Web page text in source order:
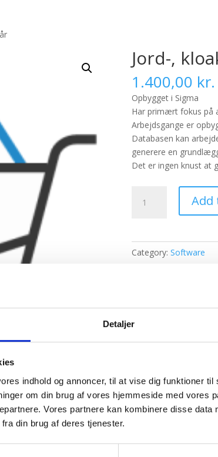
Detaljer
indhold og annoncer, til at vise dig funktioner
om din brug af vores hjemmeside med vores
Vores partnere kan kombinere disse data
din brug af deres tjenester.
Jord-,
1.400,00 kr.
Opbygget i Sigma
Har primært fokus på
Arbejdsgange er
Databasen kan
generere en
Det er ingen knust at
kloak-
Add
Category: Software